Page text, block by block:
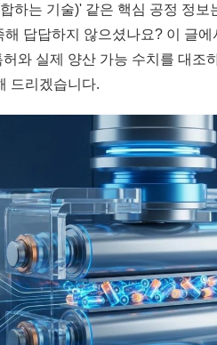
하는 기술)' 같은 핵심 공정 정
답답하지 않으셨나요? 이 글
와 실제 양산 가능 수치를 대조
드리겠습니다.